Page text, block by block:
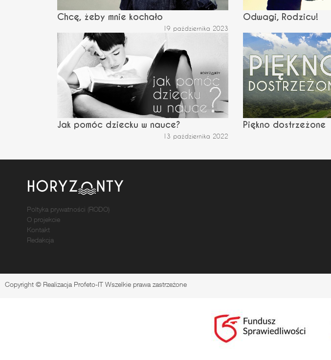
Chcę, żeby mnie kochało
19 października 2023
Odwagi, Rodzicu!
Jak pomóc dziecku w nauce?
13 października 2022
Piękno dostrzeżone
Poltyka prywatności (RODO)
O projekcie
Kontakt
Redakcja
Copyright © Realizacja Profeto-IT Wszelkie prawa zastrzeżone